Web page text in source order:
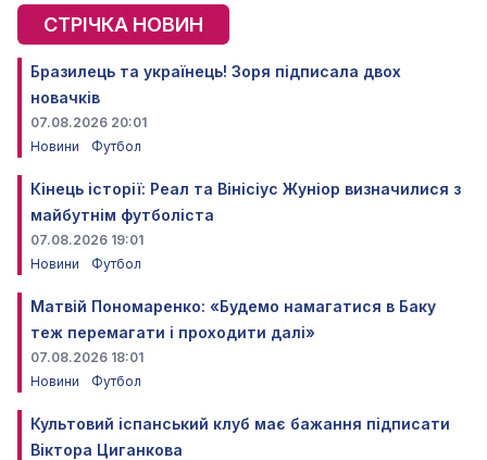
СТРІЧКА НОВИН
Бразилець та українець! Зоря підписала двох
новачків
07.08.2026 20:01
Новини
Футбол
Кінець історії: Реал та Вінісіус Жуніор визначилися з
майбутнім футболіста
07.08.2026 19:01
Новини
Футбол
Матвій Пономаренко: «Будемо намагатися в Баку
теж перемагати і проходити далі»
07.08.2026 18:01
Новини
Футбол
Культовий іспанський клуб має бажання підписати
Віктора Циганкова